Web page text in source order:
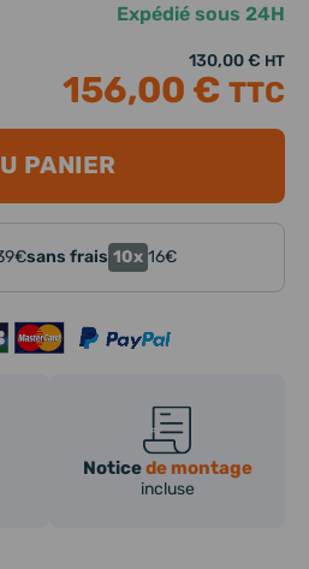
Expédié sous 24H
130,00 € HT
156,00 € TTC
PANIER
€sans frais 10x 16€
Noticede montage
incluse